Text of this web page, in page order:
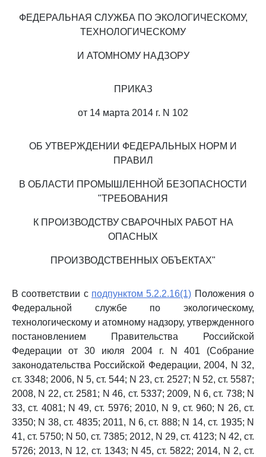
ФЕДЕРАЛЬНАЯ СЛУЖБА ПО ЭКОЛОГИЧЕСКОМУ,
ТЕХНОЛОГИЧЕСКОМУ
И АТОМНОМУ НАДЗОРУ
ПРИКАЗ
от 14 марта 2014 г. N 102
ОБ УТВЕРЖДЕНИИ ФЕДЕРАЛЬНЫХ НОРМ И
ПРАВИЛ
В ОБЛАСТИ ПРОМЫШЛЕННОЙ БЕЗОПАСНОСТИ
"ТРЕБОВАНИЯ
К ПРОИЗВОДСТВУ СВАРОЧНЫХ РАБОТ НА
ОПАСНЫХ
ПРОИЗВОДСТВЕННЫХ ОБЪЕКТАХ"
В соответствии с подпунктом 5.2.2.16(1) Положения о
Федеральной службе по экологическому,
технологическому и атомному надзору, утвержденного
постановлением Правительства Российской
Федерации от 30 июля 2004 г. N 401 (Собрание
законодательства Российской Федерации, 2004, N 32,
ст. 3348; 2006, N 5, ст. 544; N 23, ст. 2527; N 52, ст. 5587;
2008, N 22, ст. 2581; N 46, ст. 5337; 2009, N 6, ст. 738; N
33, ст. 4081; N 49, ст. 5976; 2010, N 9, ст. 960; N 26, ст.
3350; N 38, ст. 4835; 2011, N 6, ст. 888; N 14, ст. 1935; N
41, ст. 5750; N 50, ст. 7385; 2012, N 29, ст. 4123; N 42, ст.
5726; 2013, N 12, ст. 1343; N 45, ст. 5822; 2014, N 2, ст.